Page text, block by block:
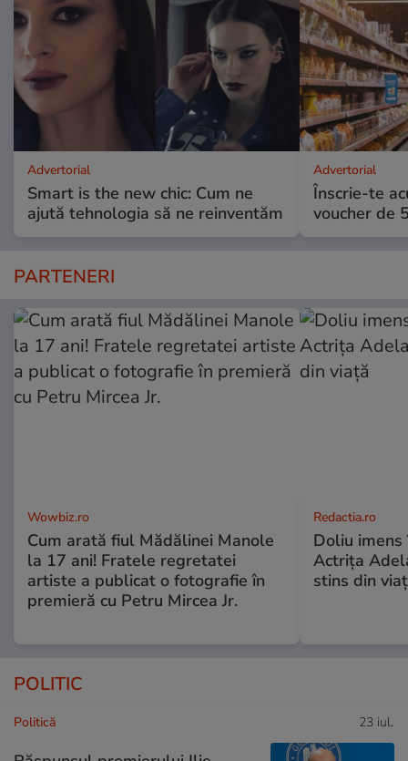
Advertorial
Smart is the new chic: Cum ne
ajută tehnologia să ne reinventăm
Advertorial
Înscrie-te
voucher de
PARTENERI
Wowbiz.ro
Cum arată fiul Mădălinei Manole
la 17 ani! Fratele regretatei
artiste a publicat o fotografie în
premieră cu Petru Mircea Jr.
Redactia.ro
Doliu
Actrița
stins din
POLITIC
Politică 23 iul.